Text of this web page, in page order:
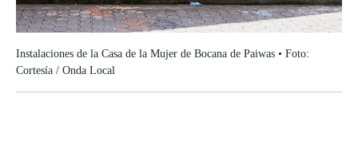
Instalaciones de la Casa de la Mujer de Bocana de Paiwas • Foto:
Cortesía / Onda Local